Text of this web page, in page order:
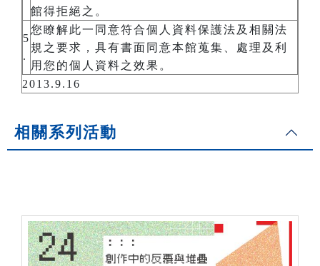
館得拒絕之。
5
.
您瞭解此一同意符合個人資料保護法及相關法
規之要求，具有書面同意本館蒐集、處理及利
用您的個人資料之效果。
2013.9.16
相關系列活動